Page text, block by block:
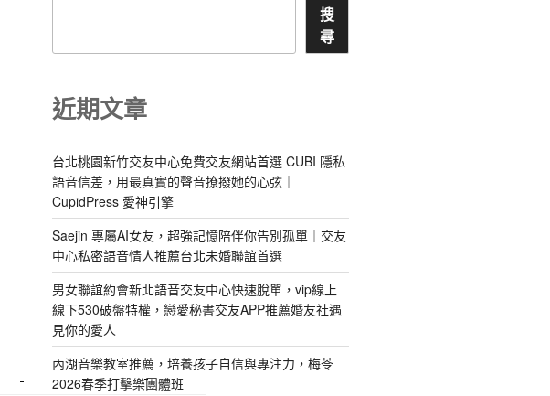
搜
尋
近期文章
台北桃園新竹交友中心免費交友網站首選 CUBI 隱私
語音信差，用最真實的聲音撩撥她的心弦｜
CupidPress 愛神引擎
Saejin 專屬AI女友，超強記憶陪伴你告別孤單｜交友
中心私密語音情人推薦台北未婚聯誼首選
男女聯誼約會新北語音交友中心快速脫單，vip線上
線下530破盤特權，戀愛秘書交友APP推薦婚友社遇
見你的愛人
內湖音樂教室推薦，培養孩子自信與專注力，梅苓
2026春季打擊樂團體班